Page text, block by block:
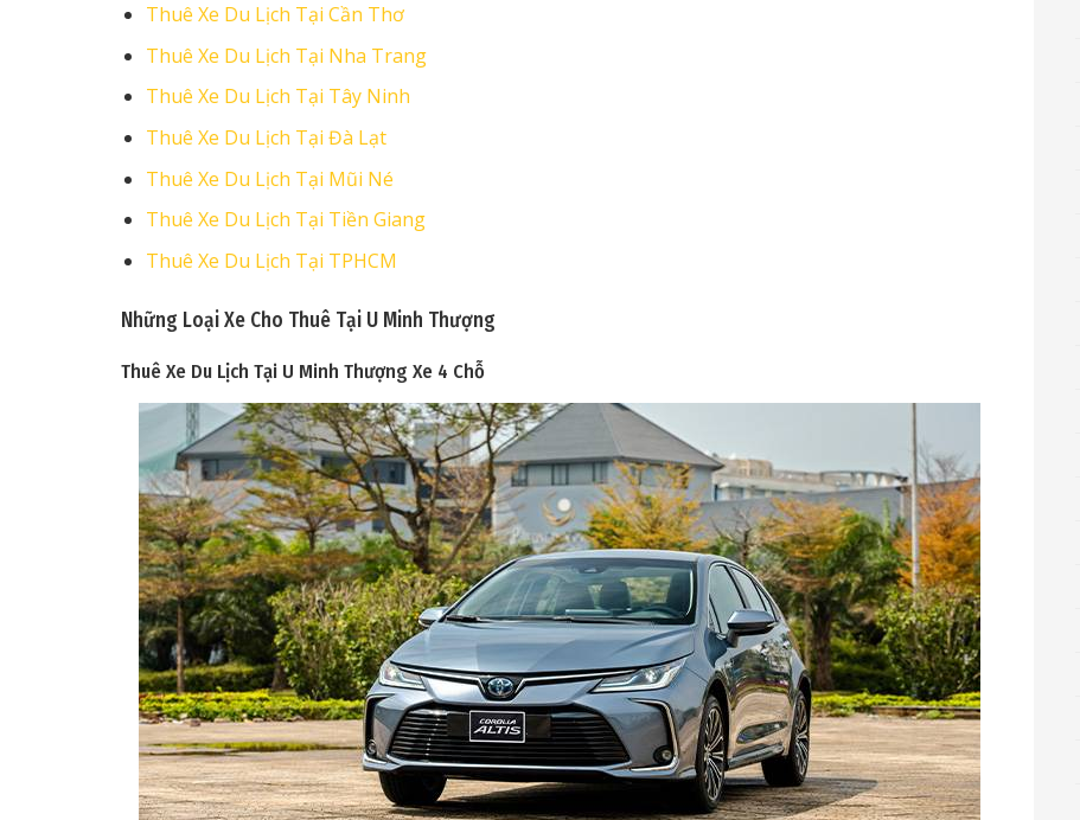
Thuê Xe Du Lịch Tại Cần Thơ
Thuê Xe Du Lịch Tại Nha Trang
Thuê Xe Du Lịch Tại Tây Ninh
Thuê Xe Du Lịch Tại Đà Lạt
Thuê Xe Du Lịch Tại Mũi Né
Thuê Xe Du Lịch Tại Tiền Giang
Thuê Xe Du Lịch Tại TPHCM
Những Loại Xe Cho Thuê Tại U Minh Thượng
Thuê Xe Du Lịch Tại U Minh Thượng Xe 4 Chỗ